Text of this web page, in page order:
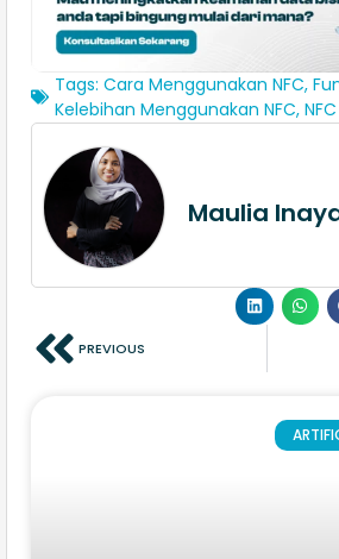
Tags: Cara Menggunakan NFC,
Kelebihan Menggunakan NFC, NFC
Maulia
PREVIOUS